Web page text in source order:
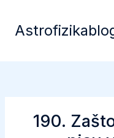
content
190.